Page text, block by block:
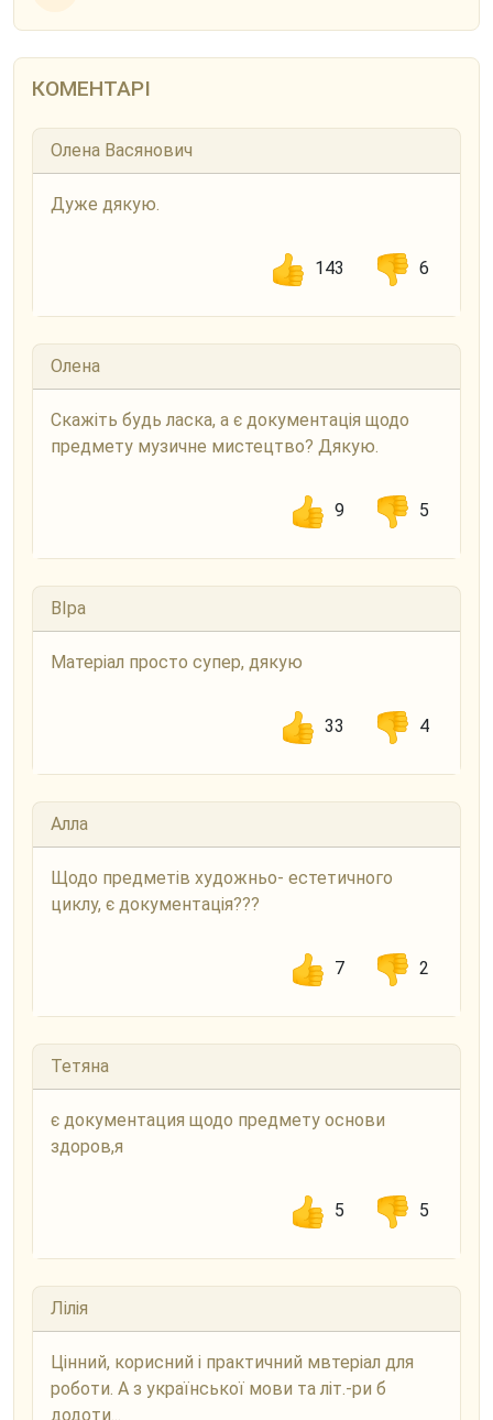
КОМЕНТАРІ
Олена Васянович
Дуже дякую.
143 6
Олена
Скажіть будь ласка, а є документація щодо
предмету музичне мистецтво? Дякую.
9 5
ВІра
Матеріал просто супер, дякую
33 4
Алла
Щодо предметів художньо- естетичного
циклу, є документація???
7 2
Тетяна
є документация щодо предмету основи
здоров,я
5 5
Лілія
Цінний, корисний і практичний мвтеріал для
роботи. А з української мови та літ.-ри б
додоти...